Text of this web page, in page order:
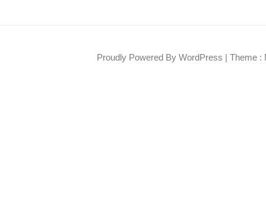
Proudly Powered By WordPress | Theme :